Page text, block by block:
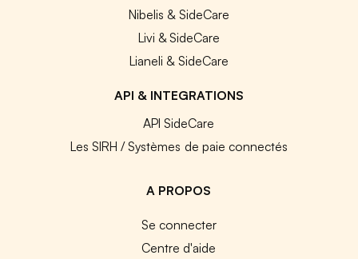
Nibelis & SideCare
Livi & SideCare
Lianeli & SideCare
API & INTEGRATIONS
API SideCare
Les SIRH / Systèmes de paie connectés
A PROPOS
Se connecter
Centre d'aide